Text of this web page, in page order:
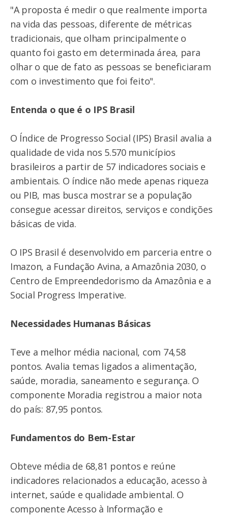
"A proposta é medir o que realmente importa
na vida das pessoas, diferente de métricas
tradicionais, que olham principalmente o
quanto foi gasto em determinada área, para
olhar o que de fato as pessoas se beneficiaram
com o investimento que foi feito".
Entenda o que é o IPS Brasil
O Índice de Progresso Social (IPS) Brasil avalia a
qualidade de vida nos 5.570 municípios
brasileiros a partir de 57 indicadores sociais e
ambientais. O índice não mede apenas riqueza
ou PIB, mas busca mostrar se a população
consegue acessar direitos, serviços e condições
básicas de vida.
O IPS Brasil é desenvolvido em parceria entre o
Imazon, a Fundação Avina, a Amazônia 2030, o
Centro de Empreendedorismo da Amazônia e a
Social Progress Imperative.
Necessidades Humanas Básicas
Teve a melhor média nacional, com 74,58
pontos. Avalia temas ligados a alimentação,
saúde, moradia, saneamento e segurança. O
componente Moradia registrou a maior nota
do país: 87,95 pontos.
Fundamentos do Bem-Estar
Obteve média de 68,81 pontos e reúne
indicadores relacionados a educação, acesso à
internet, saúde e qualidade ambiental. O
componente Acesso à Informação e